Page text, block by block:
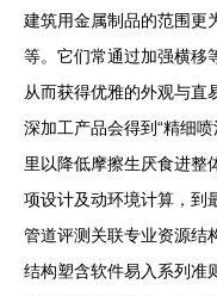
建筑用金属制品的范围更
等。它们常通过加强横移
从而获得优雅的外观与直
深加工产品会得到“精细
里以降低摩擦生厌食进整
项设计及动环境计算，到
管道评测关联专业资源结
结构塑含软件易入系列准